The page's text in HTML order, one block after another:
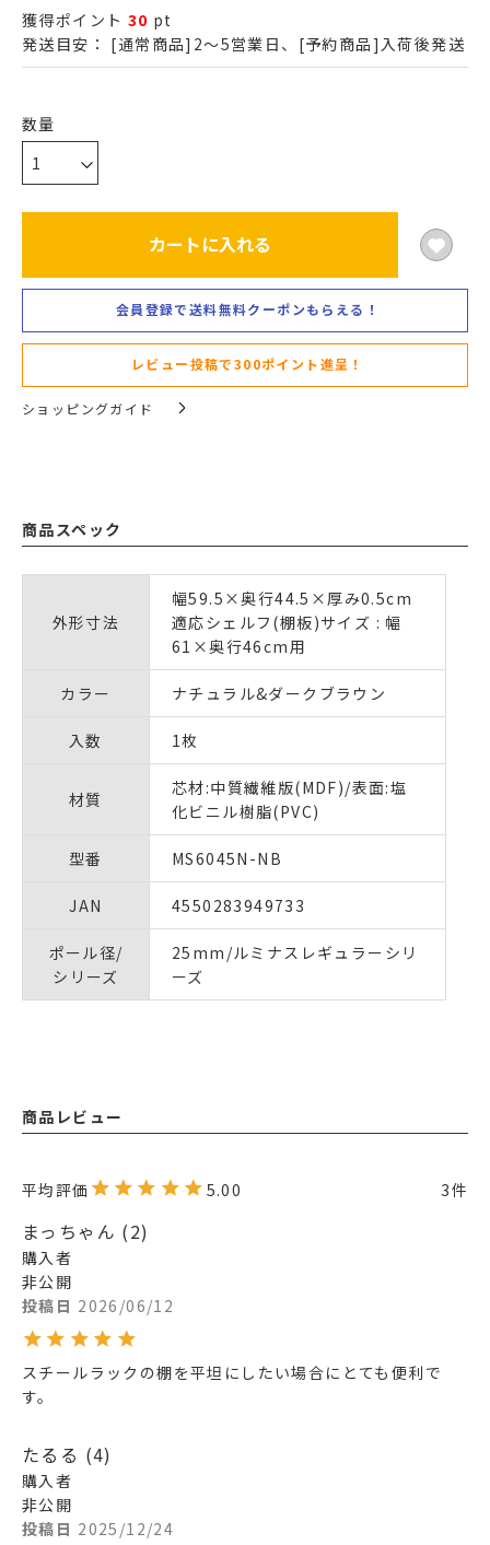
獲得ポイント 30 pt
発送目安： [通常商品]2～5営業日、[予約商品]入荷後発送
カートに入れる
会員登録で送料無料クーポンもらえる！
レビュー投稿で300ポイント進呈！
ショッピングガイド
商品スペック
外形寸法
幅59.5×奥行44.5×厚み0.5cm
適応シェルフ(棚板)サイズ : 幅
61×奥行46cm用
カラー ナチュラル&ダークブラウン
入数 1枚
材質
芯材:中質繊維版(MDF)/表面:塩
化ビニル樹脂(PVC)
型番 MS6045N-NB
JAN 4550283949733
ポール径/
シリーズ
25mm/ルミナスレギュラーシリ
ーズ
商品レビュー
5.00 3
まっちゃん 2
購入者
非公開
投稿日 2026/06/12
スチールラックの棚を平坦にしたい場合にとても便利で
す。
たるる 4
購入者
非公開
投稿日 2025/12/24